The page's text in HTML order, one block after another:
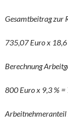
Gesamtbeitrag zur
735,07 Euro x
Berechnung
800 Euro x 9,3 %
Arbeitnehmeranteil